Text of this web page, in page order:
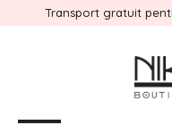
Transport gratuit